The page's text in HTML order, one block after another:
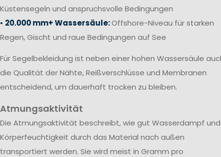
Küstensegeln und anspruchsvolle Bedingungen
• 20.000 mm+ Wassersäule:Offshore-Niveau für starken
Regen, Gischt und raue Bedingungen auf See
Für Segelbekleidung ist neben einer hohen Wassersäule
die Qualität der Nähte, Reißverschlüsse und Membranen
entscheidend, um dauerhaft trocken zu bleiben.
Atmungsaktivität
Die Atmungsaktivität beschreibt, wie gut Wasserdampf und
Körperfeuchtigkeit durch das Material nach außen
transportiert werden. Sie wird meist in Gramm pro